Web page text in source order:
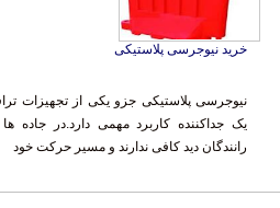
خرید نیوجرسی پلاستیکی
نیوجرسی پلاستیکی جزو یکی از تجهیزات
یک جداکننده کاربرد مهمی دارد.در جاده
رانندگان دید کافی ندارند و مسیر حرکت خود